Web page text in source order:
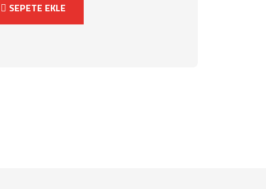
SEPETE EKLE